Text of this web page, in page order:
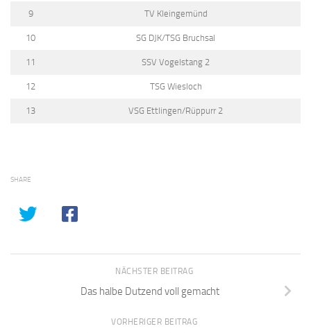
9 TV Kleingemünd
10 SG DJK/TSG Bruchsal
11 SSV Vogelstang 2
12 TSG Wiesloch
13 VSG Ettlingen/Rüppurr 2
SHARE
NÄCHSTER BEITRAG
Das halbe Dutzend voll gemacht
VORHERIGER BEITRAG